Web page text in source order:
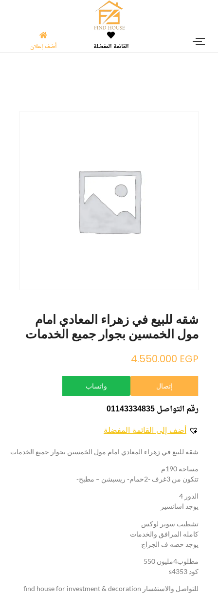
القائمة المفضلة أضف إعلان
شقه للبيع في زهراء المعادي امام
مول الخمسين بجوار جميع الخدمات
4.550.000 EGP
إتصال واتساب
رقم التواصل 01143334835
أضف إلى القائمة المفضلة
شقه للبيع في زهراء المعادي امام مول الخمسين بجوار جميع الخدمات
مساحه 190م
تتكون من 3غرف -2حمام- ريسبشن – مطبخ-
الدور 4
يوجد اسانسير
تشطيب سوبر لوكس
كامله المرافق والخدمات
يوجد حصه ف الجراج
مطلوب4مليون 550
كود s4353
للتواصل والاستفسار find house for investment & decoration